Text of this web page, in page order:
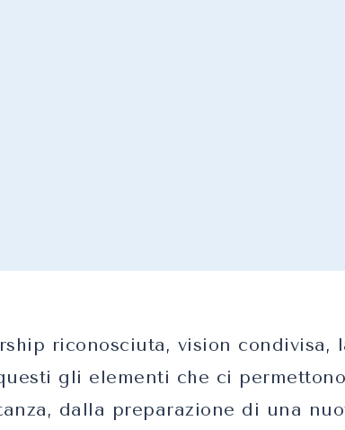
riconosciuta, vision condivisa,
gli elementi che ci
dalla preparazione di una